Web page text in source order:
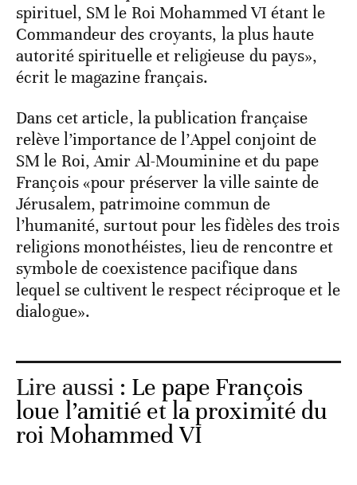
spirituel, SM le Roi Mohammed VI étant le
Commandeur des croyants, la plus haute
autorité spirituelle et religieuse du pays»,
écrit le magazine français.
Dans cet article, la publication française
relève l’importance de l’Appel conjoint de
SM le Roi, Amir Al-Mouminine et du pape
François «pour préserver la ville sainte de
Jérusalem, patrimoine commun de
l’humanité, surtout pour les fidèles des trois
religions monothéistes, lieu de rencontre et
symbole de coexistence pacifique dans
lequel se cultivent le respect réciproque et le
dialogue».
Lire aussi : Le pape François
loue l’amitié et la proximité du
roi Mohammed VI